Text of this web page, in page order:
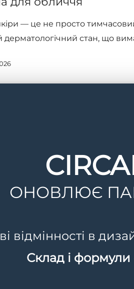
— це не просто
дерматологічний стан, що
ОНОВЛЮЄ
відмінності в
Склад і формули